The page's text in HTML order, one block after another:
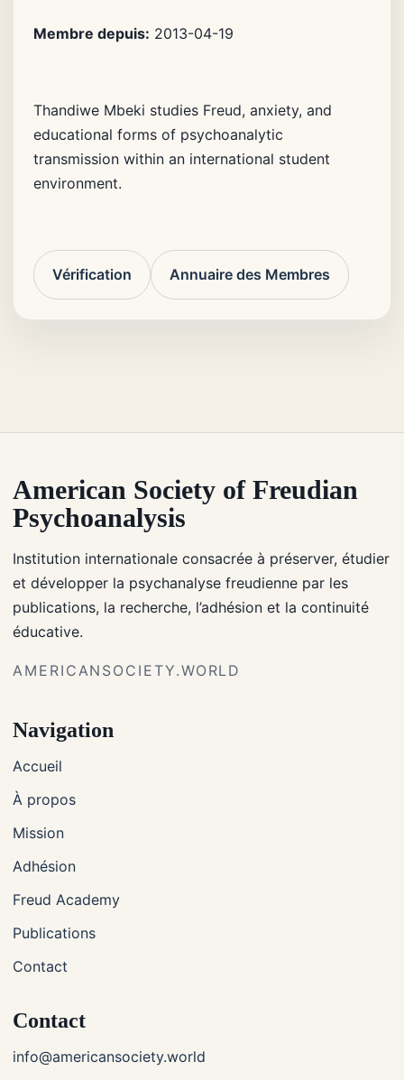
Membre depuis: 2013-04-19
Thandiwe Mbeki studies Freud, anxiety, and
educational forms of psychoanalytic
transmission within an international student
environment.
Vérification Annuaire des Membres
American Society of Freudian
Psychoanalysis
Institution internationale consacrée à préserver, étudier
et développer la psychanalyse freudienne par les
publications, la recherche, l’adhésion et la continuité
éducative.
AMERICANSOCIETY.WORLD
Navigation
Accueil
À propos
Mission
Adhésion
Freud Academy
Publications
Contact
Contact
info@americansociety.world